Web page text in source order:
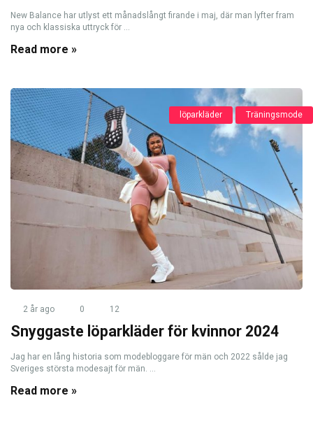
New Balance har utlyst ett månadslångt firande i maj, där man lyfter fram
nya och klassiska uttryck för ...
Read more »
löparkläder Träningsmode
2 år ago 0 12
Snyggaste löparkläder för kvinnor 2024
Jag har en lång historia som modebloggare för män och 2022 sålde jag
Sveriges största modesajt för män. ...
Read more »